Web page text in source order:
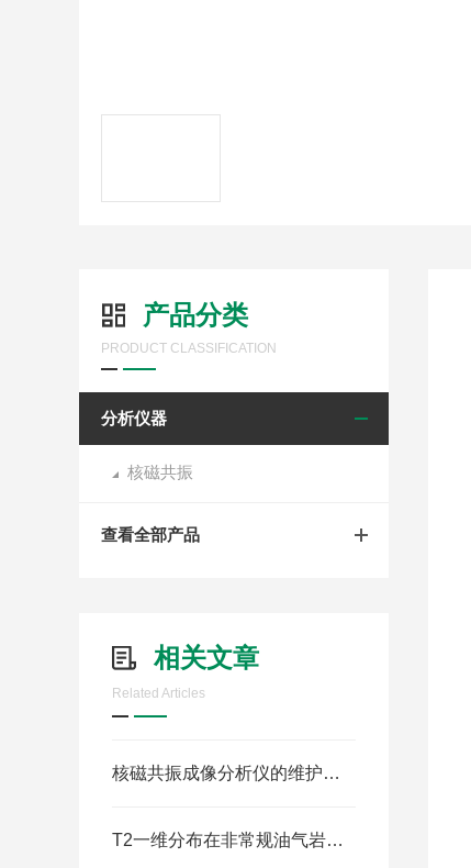
产品分类
PRODUCT CLASSIFICATION
分析仪器
核磁共振
查看全部产品
相关文章
Related Articles
核磁共振成像分析仪的维护与均匀度校准
T2一维分布在非常规油气岩芯分析中的“盲区”